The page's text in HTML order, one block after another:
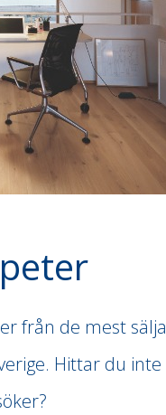
från de mest
Hittar du